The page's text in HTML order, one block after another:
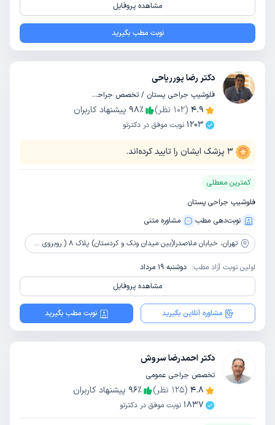
مشاهده پروفایل
نوبت مطب بگیرید
دکتر رضا پورریاحی
فلوشیپ جراحی پستان / تخصص جراحی عمومی
4.9
(
102 نظر) 98٪
پیشنهاد کاربران
1203 نوبت موفق در دکترتو
3 پزشک ایشان را تایید کرده‌اند.
کمترین معطلی
فلوشیپ جراحی پستان
نوبت‌دهی مطب
مشاوره‌ متنی
تهران، خیابان ملاصدرا(بین میدان ونک و کردستان) پلاک 8 ( روبروی سازمان بورس) طبفه 4 واحد 7
اولین نوبت آزاد مطب: دوشنبه 19 مرداد
مشاهده پروفایل
مشاوره آنلاین بگیرید نوبت مطب بگیرید
دکتر احمدرضا سروش
تخصص جراحی عمومی
4.8
(
125 نظر) 96٪
پیشنهاد کاربران
1837 نوبت موفق در دکترتو